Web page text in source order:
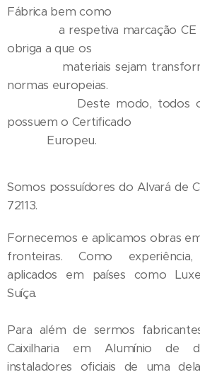
Fábrica bem como
a respetiva marcação CE
obriga a que os
materiais sejam
normas europeias.
Deste modo, todos os
possuem o Certificado
Europeu.
Somos possuídores do Alvará de
72113.
Fornecemos e aplicamos obras
fronteiras. Como
aplicados em países como
Suíça.
Para além de sermos
Caixilharia em Alumínio de
instaladores oficiais de uma